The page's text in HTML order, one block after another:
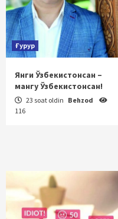
Ғурур
Янги Ўзбекистонсан –
мангу Ўзбекистонсан!
23 soat oldin Behzod
116